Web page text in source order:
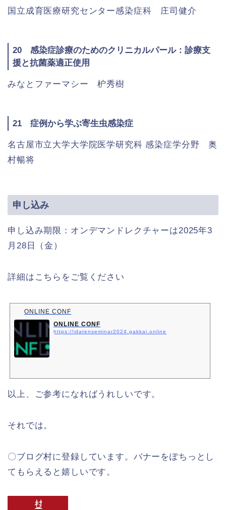
国立成育医療研究センター感染症科 庄司健介
20 感染症診療のためのクリニカルパール：診療支
援と抗菌薬適正使用
みなとファーマシー 枦秀樹
21 症例から学ぶ寄生虫感染症
名古屋市立大学大学院医学研究科 感染症学分野 奥
村暢将
申し込み
申し込み期限：オンデマンドレクチャーは2025年3
月28日（金）
詳細はこちらをご覧ください
ONLINE CONF
ONLINE CONF
https://idatenseminar2024.gakkai.online
以上、ご参考になればうれしいです。
それでは。
〇ブログ村に登録しています。バナーをぽちっとし
てもらえると嬉しいです。